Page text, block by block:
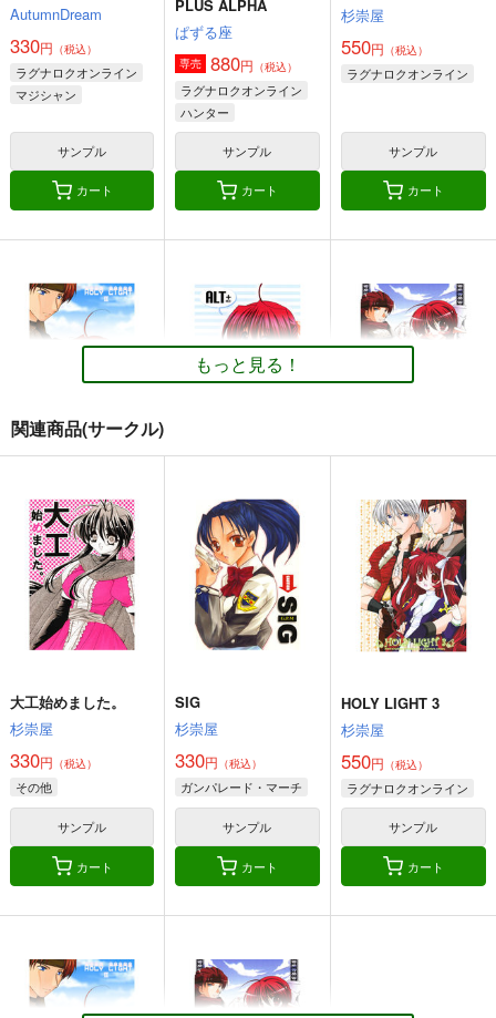
AutumnDream
330円 （税込）
ラグナロクオンライン
マジシャン
サンプル
カート
PLUS ALPHA
ぱずる座
専売 880円 （税込）
ラグナロクオンライン
ハンター
ブラックスミス
サンプル
カート
杉崇屋
550円 （税込）
ラグナロクオンライン
サンプル
カート
杉崇屋
550円（税込）
ラグナロクオンライン
サンプル
カート
Altergott
550円（税込）
ラグナロクオンライン
サンプル
カート
杉崇屋
770円（税込）
ラグナロクオンライン
サンプル
カート
サゲですから。
専売 330円
サゲですから。
専売 440円（税込）
もっと見る！
関連商品(サークル)
大工始めました。
杉崇屋
330円 （税込）
その他
サンプル
カート
SIG
杉崇屋
330円 （税込）
ガンパレード・マーチ
サンプル
カート
HOLY LIGHT 3
杉崇屋
550円 （税込）
ラグナロクオンライン
サンプル
カート